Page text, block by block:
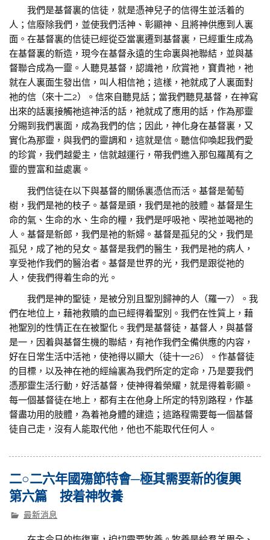
我們是基督裏的信徒，就是憑神兒子的信得生並活着的
人；信廢除我們，並使我們活神、彰顯神、且將神供應到人裏
面。在基督裏的信徒已經從亞當裏遷到基督裏，已經重生成為
在基督裏的新造，現今在基督永遠的生命裏與祂聯結，並與基
督聯合成為一靈。人聽見基督，認識祂，欣賞祂，寶貴祂，祂
就在人裏面生發出信，叫人相信祂；這樣，祂就成了人裏面對
祂的信（來十二2）。信來自聽見話；當我們聽見基督，在神寫
出來的話裏接觸祂這神活的話，祂就成了應用的話，作為那靈
分賜到我們裏面，成為我們的信；因此，神化身在基督裏，又
實化為那靈，與我們的靈調和，這就是信。聽信仰喚起我們愛
的珍賞，我們越愛主，信就越運行，帶我們進入那包羅萬有之
靈的豐富和益處裏。
我們信徒在以下與基督的關係裏憑信而活。基督是葡萄
樹，我們是祂的枝子。基督是頭，我們是祂的肢體。基督是生
命的氣、生命的水、生命的糧，我們是呼吸祂、喫祂並喝祂的
人。基督是新郎，我們是祂的新婦。基督是孤兒的父，我們是
孤兒，成了祂的兒女。基督是我們的醫生，我們是祂的病人，
享受祂作我們的醫治者。基督是世界的光，我們是跟從祂的
人，使我們得着生命的光。
我們是神的聖徒，是被分別且聖別歸神的人（羅一7）。我
們在地位上，藉祂救贖的血已經得着聖別。我們在性質上，藉
祂聖別的性情正在在被聖化。我們是基督徒，基督人，與基督
是一，因着與基督生機的聯結，有祂作我們全備供應的内容，
好在日常生活中活祂，使祂得以顯大（徒十一26）。作基督徒
的目標，以及神在祂的經綸裏為我們所定的定命，乃是要我們
憑那靈生活行動，好活基督，使神得着榮耀，就是得着彰顯。
每一個基督徒在地上，都有主在他身上所定的特別路程，作基
督盡功用的肢體，為着祂身體的建造；這路程需要每一個基督
徒自己走，沒有人能取代他，他也不能取代任何人。
二○二六年國殤節特會─極其需要新的復興
第六篇 按着神牧養
最新消息